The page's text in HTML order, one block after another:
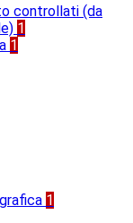
controllati (da
1
1
1